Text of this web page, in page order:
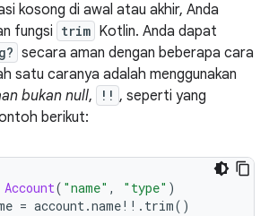
kosong di awal atau akhir, Anda
fungsi trim Kotlin. Anda dapat
secara aman dengan beberapa cara
satu caranya adalah menggunakan
bukan null, !! , seperti yang
berikut:
Account( "name" , "type" )
= account.name!!. trim()